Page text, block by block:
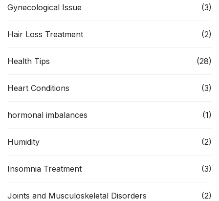
Gynecological Issue (3)
Hair Loss Treatment (2)
Health Tips (28)
Heart Conditions (3)
hormonal imbalances (1)
Humidity (2)
Insomnia Treatment (3)
Joints and Musculoskeletal Disorders (2)